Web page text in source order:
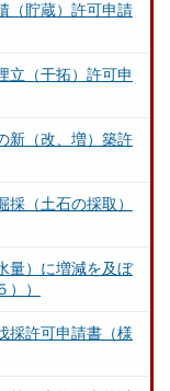
（貯蔵）許可申請
立（干拓）許可申
新（改、増）築許
（土石の採取）
量）に増減を及ぼ
）
採許可申請書（様